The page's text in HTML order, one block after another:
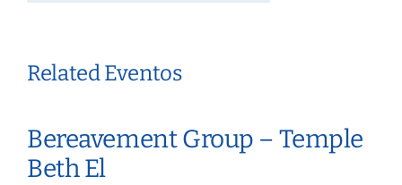
Related Eventos
Bereavement Group – Temple
Beth El